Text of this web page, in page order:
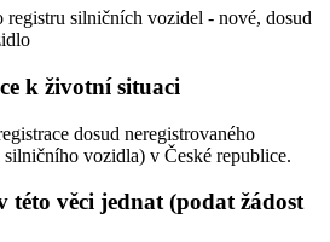
silničních vozidel - nové, dosud
k životní situaci
dosud neregistrovaného
vozidla) v České republice.
této věci jednat (podat žádost